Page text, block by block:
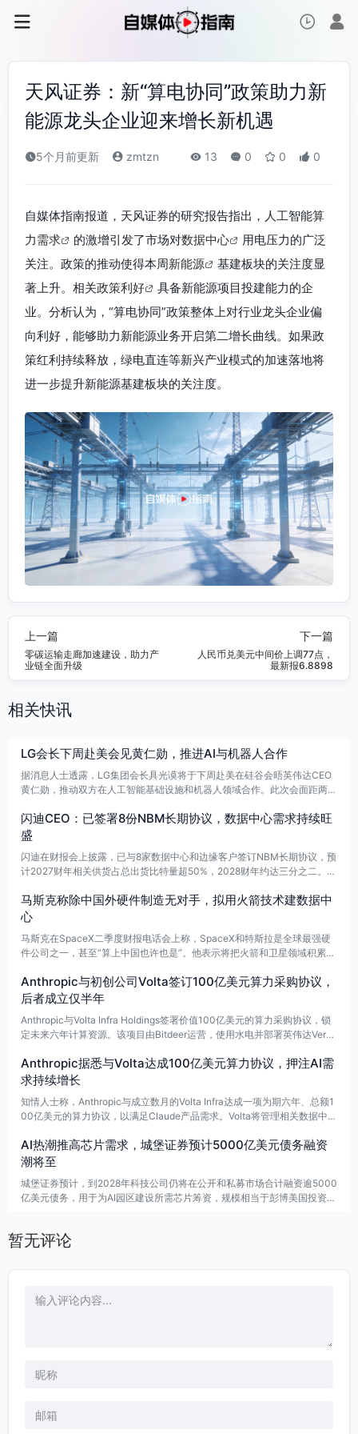
天风证券：新“算电协同”政策助力新
能源龙头企业迎来增长新机遇
5个月前更新 zmtzn 13 0 0 0
自媒体指南报道，天风证券的研究报告指出，人工智能算
力需求
的激增引发了市场对数据中心
用电压力的广泛
关注。政策的推动使得本周新能源
基建板块的关注度显
著上升。相关政策利好
具备新能源项目投建能力的企
业。分析认为，“算电协同”政策整体上对行业龙头企业偏
向利好，能够助力新能源业务开启第二增长曲线。如果政
策红利持续释放，绿电直连等新兴产业模式的加速落地将
进一步提升新能源基建板块的关注度。
上一篇
零碳运输走廊加速建设，助力产
业链全面升级
下一篇
人民币兑美元中间价上调77点，
最新报6.8898
相关快讯
LG会长下周赴美会见黄仁勋，推进AI与机器人合作
据消息人士透露，LG集团会长具光谟将于下周赴美在硅谷会晤英伟达CEO
黄仁勋，推动双方在人工智能基础设施和机器人领域合作。此次会面距两人
和下一代数据中心方面展开合作。
闪迪CEO：已签署8份NBM长期协议，数据中心需求持续旺
盛
闪迪在财报会上披露，已与8家数据中心和边缘客户签订NBM长期协议，预
计2027财年相关供货占总出货比特量超50%，2028财年约达三分之二。C
型，且部分大客户签约后迅速追加订单，反映数据中心需求强劲。
马斯克称除中国外硬件制造无对手，拟用火箭技术建数据中
心
马斯克在SpaceX二季度财报电话会上称，SpaceX和特斯拉是全球最强硬
件公司之一，甚至“算上中国也许也是”。他表示将把火箭和卫星领域积累的
据中心对电力和冷却需求将远超预期。另透露已与英伟达沟通，预计明年可
获得其相当一部分GPU产能。
Anthropic与初创公司Volta签订100亿美元算力采购协议，
后者成立仅半年
Anthropic与Volta Infra Holdings签署价值100亿美元的算力采购协议，锁
定未来六年计算资源。该项目由Bitdeer运营，使用水电并部署英伟达Vera
ta还设立50亿美元融资计划，帮助客户支付高昂AI芯片成本。
Anthropic据悉与Volta达成100亿美元算力协议，押注AI需
求持续增长
知情人士称，Anthropic与成立数月的Volta Infra达成一项为期六年、总额1
00亿美元的算力协议，以满足Claude产品需求。Volta将管理相关数据中
AI热潮推高芯片需求，城堡证券预计5000亿美元债务融资
潮将至
城堡证券预计，到2028年科技公司仍将在公开和私募市场合计融资逾5000
亿美元债务，用于为AI园区建设所需芯片筹资，规模相当于彭博美国投资级
暂无评论